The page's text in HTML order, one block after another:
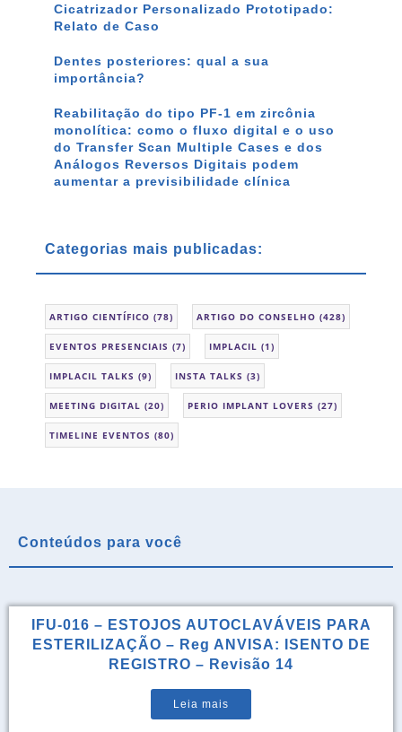
Cicatrizador Personalizado Prototipado:
Relato de Caso
Dentes posteriores: qual a sua
importância?
Reabilitação do tipo PF-1 em zircônia
monolítica: como o fluxo digital e o uso
do Transfer Scan Multiple Cases e dos
Análogos Reversos Digitais podem
aumentar a previsibilidade clínica
Categorias mais publicadas:
ARTIGO CIENTÍFICO (78) ARTIGO DO CONSELHO (428)
EVENTOS PRESENCIAIS (7) IMPLACIL (1)
IMPLACIL TALKS (9) INSTA TALKS (3)
MEETING DIGITAL (20) PERIO IMPLANT LOVERS (27)
TIMELINE EVENTOS (80)
Conteúdos para você
IFU-016 – ESTOJOS AUTOCLAVÁVEIS PARA
ESTERILIZAÇÃO – Reg ANVISA: ISENTO DE
REGISTRO – Revisão 14
Leia mais